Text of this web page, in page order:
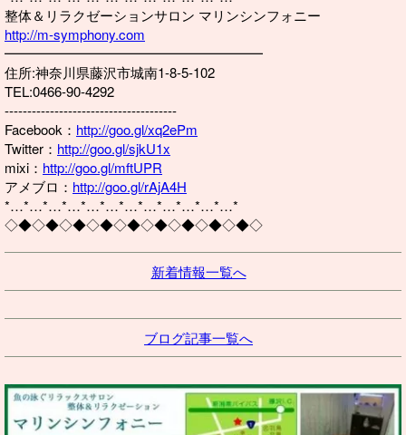
整体＆リラクゼーションサロン マリンシンフォニー
http://m-symphony.com
━━━━━━━━━━━━━━━━━━━
住所:神奈川県藤沢市城南1-8-5-102
TEL:0466-90-4292
--------------------------------------
Facebook： http://goo.gl/xq2ePm
Twitter： http://goo.gl/sjkU1x
mixi： http://goo.gl/mftUPR
アメブロ： http://goo.gl/rAjA4H
*…*…*…*…*…*…*…*…*…*…*…*…*
◇◆◇◆◇◆◇◆◇◆◇◆◇◆◇◆◇◆◇
新着情報一覧へ
ブログ記事一覧へ